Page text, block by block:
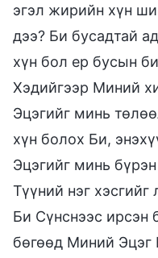
эгэл жирийн хүн
дээ? Би бусадтай
хүн бол ер бусын
Хэдийгээр Миний
Эцэгийг минь
хүн болох Би,
Эцэгийг минь
Түүний нэг
Би Сүнснээс ирсэн
бөгөөд Миний Эцэг